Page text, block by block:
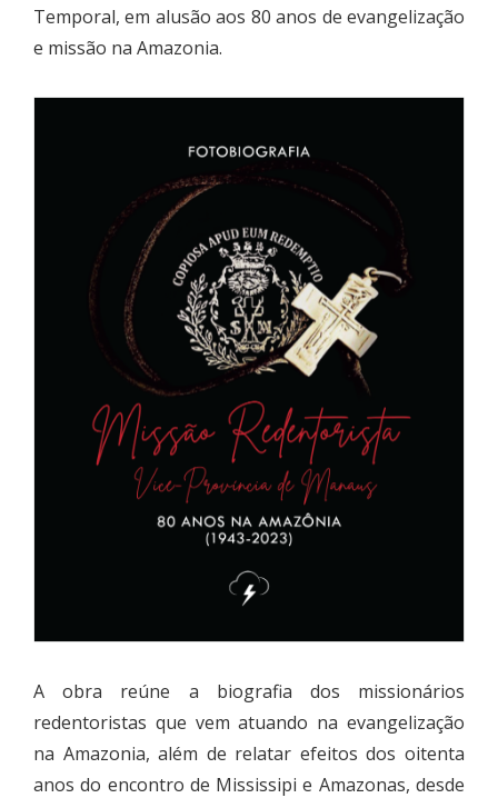
Temporal, em alusão aos 80 anos de evangelização
e missão na Amazonia.
A obra reúne a biografia dos missionários
redentoristas que vem atuando na evangelização
na Amazonia, além de relatar efeitos dos oitenta
anos do encontro de Mississipi e Amazonas, desde